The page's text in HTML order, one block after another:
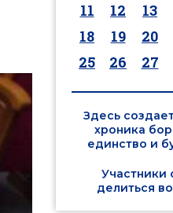
11
12 13
18
19 20
25
26 27
Здесь
хроника
единство и
Участники
делиться